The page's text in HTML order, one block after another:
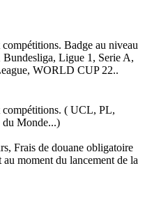
Badge au niveau
Ligue 1, Serie A,
WORLD CUP 22..
compétitions. ( UCL, PL,
Monde...)
Frais de douane obligatoire
moment du lancement de la